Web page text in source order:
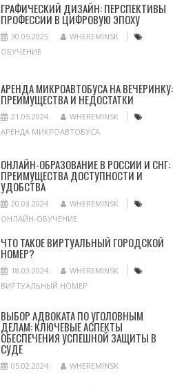
ГРАФИЧЕСКИЙ ДИЗАЙН: ПЕРСПЕКТИВЫ
ПРОФЕССИИ В ЦИФРОВУЮ ЭПОХУ
30.05.2025
WHEREMINSK
ОБУЧЕНИЕ
АРЕНДА МИКРОАВТОБУСА НА ВЕЧЕРИНКУ:
ПРЕИМУЩЕСТВА И НЕДОСТАТКИ
21.05.2024
WHEREMINSK
АРЕНДА МИКРОАВТОБУСА
ОНЛАЙН-ОБРАЗОВАНИЕ В РОССИИ И СНГ:
ПРЕИМУЩЕСТВА ДОСТУПНОСТИ И
УДОБСТВА
20.03.2024
WHEREMINSK
ОНЛАЙН-ОБУЧЕНИЕ
ЧТО ТАКОЕ ВИРТУАЛЬНЫЙ ГОРОДСКОЙ
НОМЕР?
18.03.2024
WHEREMINSK
ВИРТУАЛЬНЫЙ НОМЕР
ВЫБОР АДВОКАТА ПО УГОЛОВНЫМ
ДЕЛАМ: КЛЮЧЕВЫЕ АСПЕКТЫ
ОБЕСПЕЧЕНИЯ УСПЕШНОЙ ЗАЩИТЫ В
СУДЕ
05.02.2024 WHEREMINSK